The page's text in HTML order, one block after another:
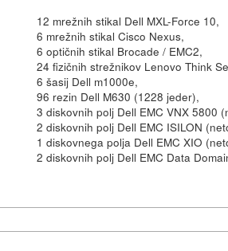
12 mrežnih stikal Dell MXL-Force 10,
6 mrežnih stikal Cisco Nexus,
6 optičnih stikal Brocade / EMC2,
24 fizičnih strežnikov Lenovo Think
6 šasij Dell m1000e,
96 rezin Dell M630 (1228 jeder),
3 diskovnih polj Dell EMC VNX 5800
2 diskovnih polj Dell EMC ISILON
1 diskovnega polja Dell EMC XIO
2 diskovnih polj Dell EMC Data